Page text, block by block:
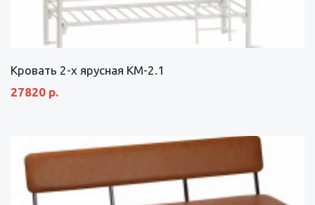
Кровать 2-х ярусная КМ-2.1
27820 р.